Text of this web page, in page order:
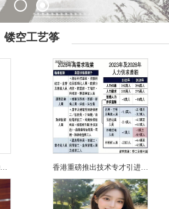
镂空工艺筝